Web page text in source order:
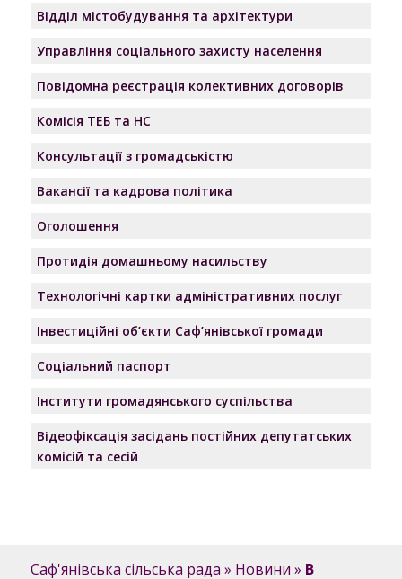
Відділ містобудування та архітектури
Управління соціального захисту населення
Повідомна реєстрація колективних договорів
Комісія ТЕБ та НС
Консультації з громадськістю
Вакансії та кадрова політика
Оголошення
Протидія домашньому насильству
Технологічні картки адміністративних послуг
Інвестиційні об’єкти Саф’янівської громади
Соціальний паспорт
Інститути громадянського суспільства
Відеофіксація засідань постійних депутатських
комісій та сесій
Саф'янівська сільська рада » Новини » В